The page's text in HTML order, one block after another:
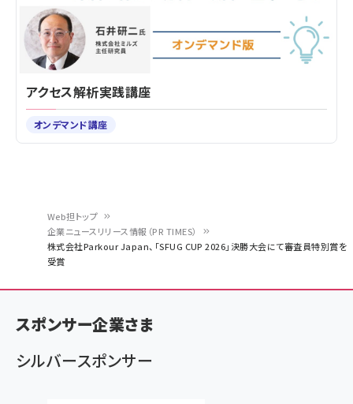
く
ず
Web担トップ
企業ニュースリリース情報（PR TIMES）
株式会社Parkour Japan、「SFUG CUP 2026」決勝大会にて審査員特別賞を
受賞
アクセス解析実践講座
オンデマンド講座
スポンサー企業さま
シルバースポンサー